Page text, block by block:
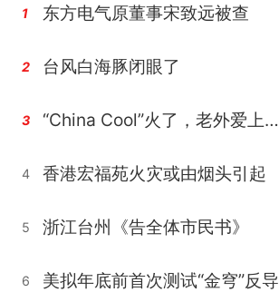
1 东方电气原董事宋致远被查
2 台风白海豚闭眼了
3 “China Cool”火了，老外爱上中国避暑游
4 香港宏福苑火灾或由烟头引起
5 浙江台州《告全体市民书》
6